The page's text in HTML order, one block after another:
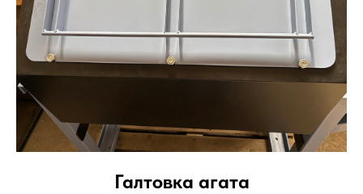
Галтовка агата